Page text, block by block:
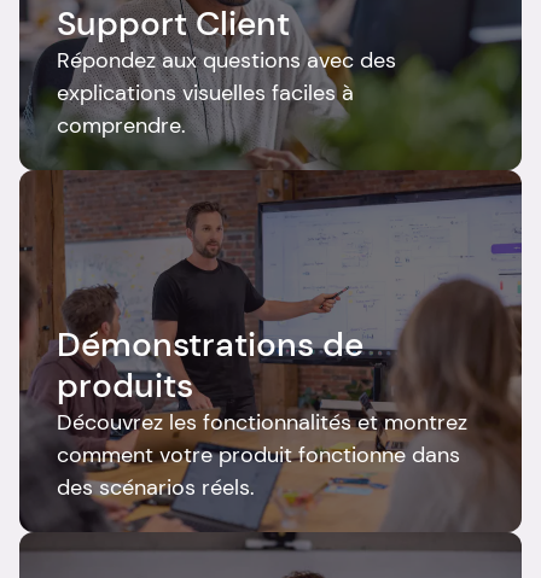
Support Client
Répondez aux questions avec des
explications visuelles faciles à
comprendre.
Démonstrations de
produits
Découvrez les fonctionnalités et montrez
comment votre produit fonctionne dans
des scénarios réels.